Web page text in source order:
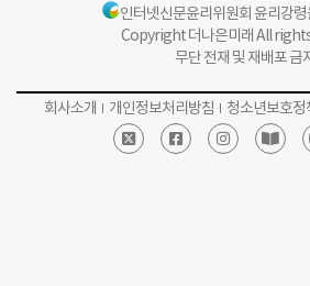
인터넷신문윤리위원회 윤리강
Copyright 더나은미래 All
무단 전재 및 재배포 금
회사소개 개인정보처리방침 청소년보호정